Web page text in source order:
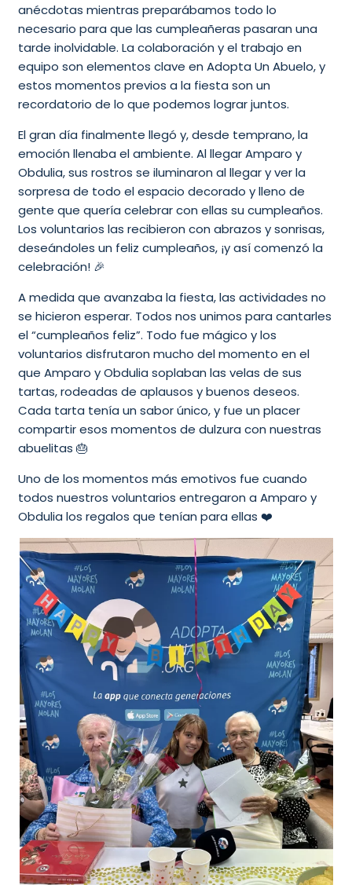
anécdotas mientras preparábamos todo lo
necesario para que las cumpleañeras pasaran una
tarde inolvidable. La colaboración y el trabajo en
equipo son elementos clave en Adopta Un Abuelo, y
estos momentos previos a la fiesta son un
recordatorio de lo que podemos lograr juntos.
El gran día finalmente llegó y, desde temprano, la
emoción llenaba el ambiente. Al llegar Amparo y
Obdulia, sus rostros se iluminaron al llegar y ver la
sorpresa de todo el espacio decorado y lleno de
gente que quería celebrar con ellas su cumpleaños.
Los voluntarios las recibieron con abrazos y sonrisas,
deseándoles un feliz cumpleaños, ¡y así comenzó la
celebración! 🎉
A medida que avanzaba la fiesta, las actividades no
se hicieron esperar. Todos nos unimos para cantarles
el “cumpleaños feliz”. Todo fue mágico y los
voluntarios disfrutaron mucho del momento en el
que Amparo y Obdulia soplaban las velas de sus
tartas, rodeadas de aplausos y buenos deseos.
Cada tarta tenía un sabor único, y fue un placer
compartir esos momentos de dulzura con nuestras
abuelitas 🎂
Uno de los momentos más emotivos fue cuando
todos nuestros voluntarios entregaron a Amparo y
Obdulia los regalos que tenían para ellas ❤️